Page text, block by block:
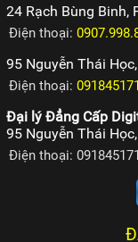
24 Rạch Bùng Binh,
Điện thoại:
95 Nguyễn Thái
Điện thoại:
Đại lý Đẳng Cấp
95 Nguyễn Thái
Điện thoại: